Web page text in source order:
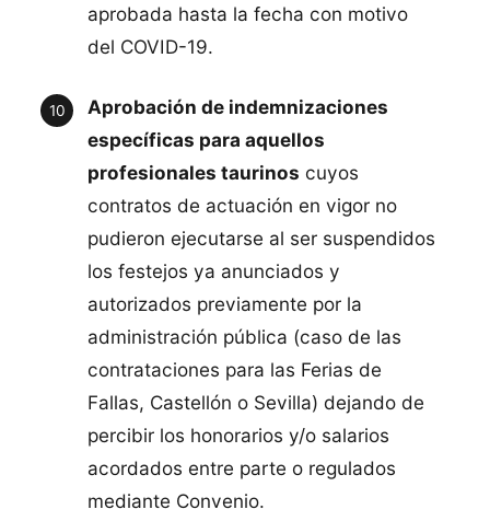
aprobada hasta la fecha con motivo
del COVID-19.
Aprobación de indemnizaciones
específicas para aquellos
profesionales taurinos cuyos
contratos de actuación en vigor no
pudieron ejecutarse al ser suspendidos
los festejos ya anunciados y
autorizados previamente por la
administración pública (caso de las
contrataciones para las Ferias de
Fallas, Castellón o Sevilla) dejando de
percibir los honorarios y/o salarios
acordados entre parte o regulados
mediante Convenio.